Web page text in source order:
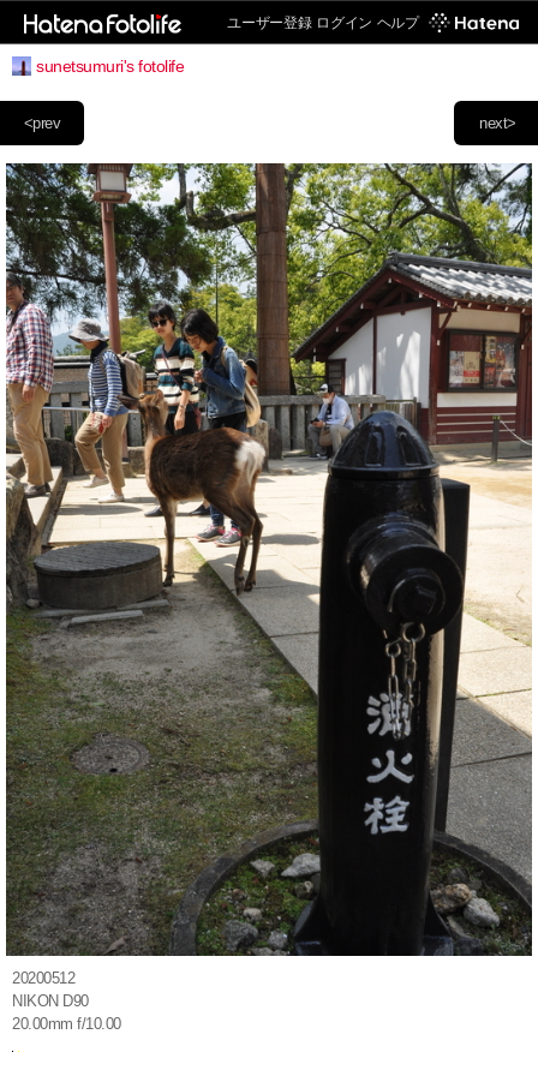
ユーザー登録 ログイン ヘルプ
sunetsumuri's fotolife
next>
<prev
20200512
NIKON D90
20.00mm f/10.00